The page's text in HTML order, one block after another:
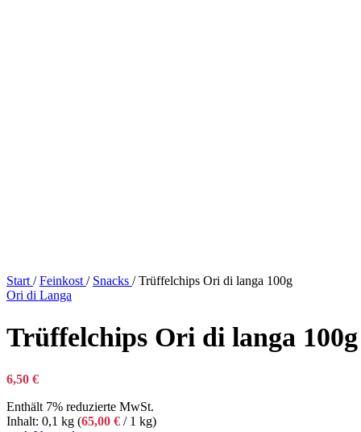
Start / Feinkost / Snacks / Trüffelchips Ori di langa 100g
Ori di Langa
Trüffelchips Ori di langa 100g
6,50 €
Enthält 7% reduzierte MwSt.
Inhalt: 0,1 kg (65,00 € / 1 kg)